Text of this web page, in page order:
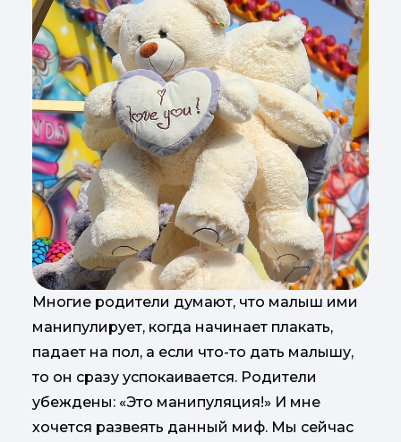
Многие родители думают, что малыш ими
манипулирует, когда начинает плакать,
падает на пол, а если что-то дать малышу,
то он сразу успокаивается. Родители
убеждены: «Это манипуляция!» И мне
хочется развеять данный миф. Мы сейчас